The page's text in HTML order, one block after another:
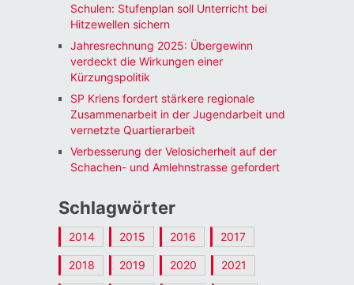
Schulen: Stufenplan soll Unterricht bei
Hitzewellen sichern
Jahresrechnung 2025: Übergewinn
verdeckt die Wirkungen einer
Kürzungspolitik
SP Kriens fordert stärkere regionale
Zusammenarbeit in der Jugendarbeit und
vernetzte Quartierarbeit
Verbesserung der Velosicherheit auf der
Schachen- und Amlehnstrasse gefordert
Schlagwörter
2014 2015 2016 2017
2018 2019 2020 2021